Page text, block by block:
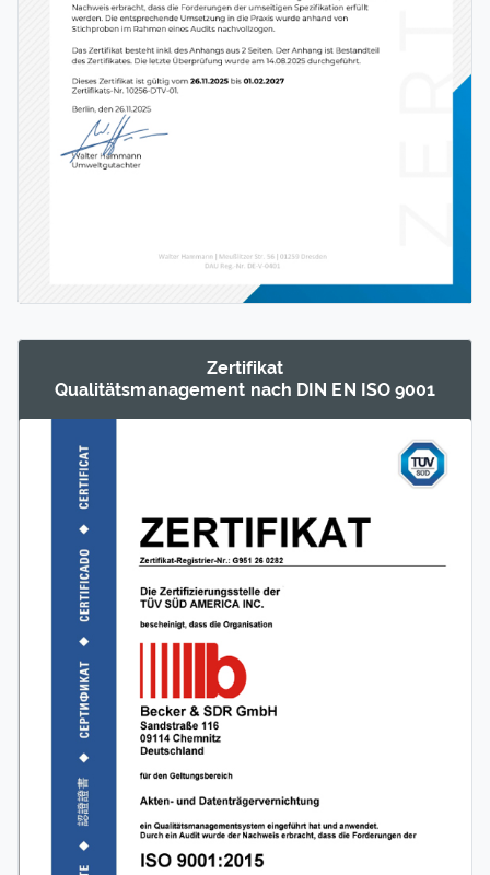
Zertifikat
Qualitäts­manage­ment nach DIN EN ISO 9001